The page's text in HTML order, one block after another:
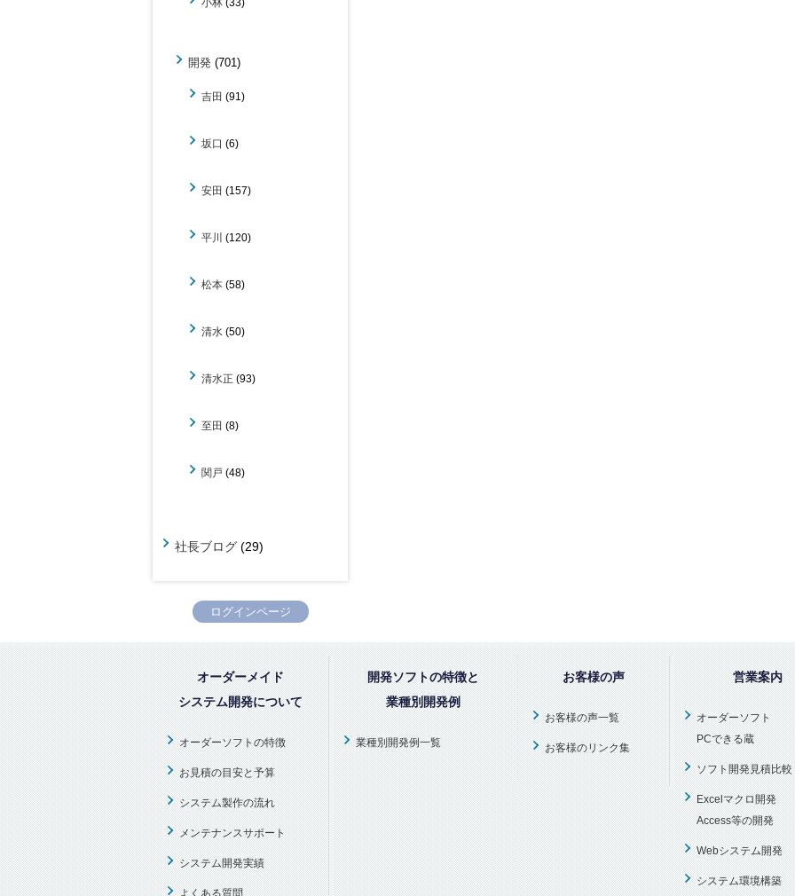
開発 (701)
吉田 (91)
坂口 (6)
安田 (157)
平川 (120)
松本 (58)
清水 (50)
清水正 (93)
至田 (8)
関戸 (48)
社長ブログ (29)
ログインページ
オーダーメイド
システム開発について
オーダーソフトの特徴
お見積の目安と予算
システム製作の流れ
メンテナンスサポート
システム開発実績
よくある質問
開発ソフトの特徴と
業種別開発例
業種別開発例一覧
お客様の声
お客様の声一覧
お客様のリンク集
営業案内
オーダーソフト
PCできる蔵
ソフト開発見積比較
Excelマクロ開発
Access等の開発
Webシステム開発
システム環境構築